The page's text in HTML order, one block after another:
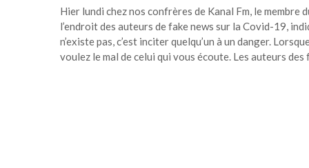
Hier lundi chez nos confrères de Kanal Fm, le
l’endroit des auteurs de fake news sur la Covid-19,
n’existe pas, c’est inciter quelqu’un à un danger.
voulez le mal de celui qui vous écoute. Les auteurs